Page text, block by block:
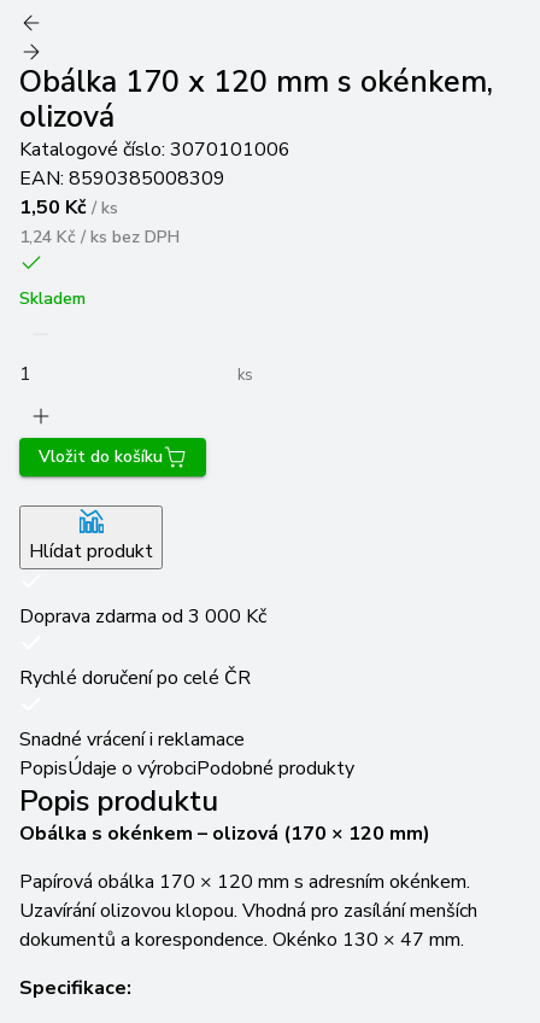
Obálka 170 x 120 mm s okénkem,
olizová
Katalogové číslo: 3070101006
EAN: 8590385008309
1,50 Kč / ks
1,24 Kč / ks bez DPH
Skladem
ks
Vložit do košíku
Hlídat produkt
Doprava zdarma od 3 000 Kč
Rychlé doručení po celé ČR
Snadné vrácení i reklamace
PopisÚdaje o výrobciPodobné produkty
Popis produktu
Obálka s okénkem – olizová (170 × 120 mm)
Papírová obálka 170 × 120 mm s adresním okénkem.
Uzavírání olizovou klopou. Vhodná pro zasílání menších
dokumentů a korespondence. Okénko 130 × 47 mm.
Specifikace: